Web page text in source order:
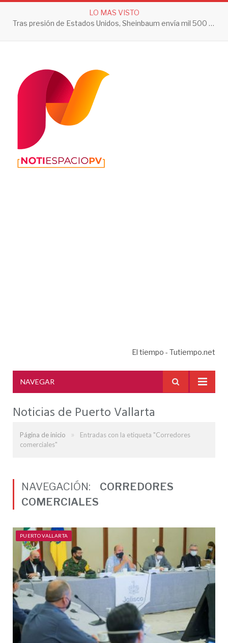
LO MAS VISTO
Tras presión de Estados Unidos, Sheinbaum envía mil 500 soldados a Michoacán
El tiempo - Tutiempo.net
NAVEGAR
Noticias de Puerto Vallarta
Página de inicio »
Entradas con la etiqueta "Corredores
comerciales"
NAVEGACIÓN:
CORREDORES
COMERCIALES
PUERTO VALLARTA